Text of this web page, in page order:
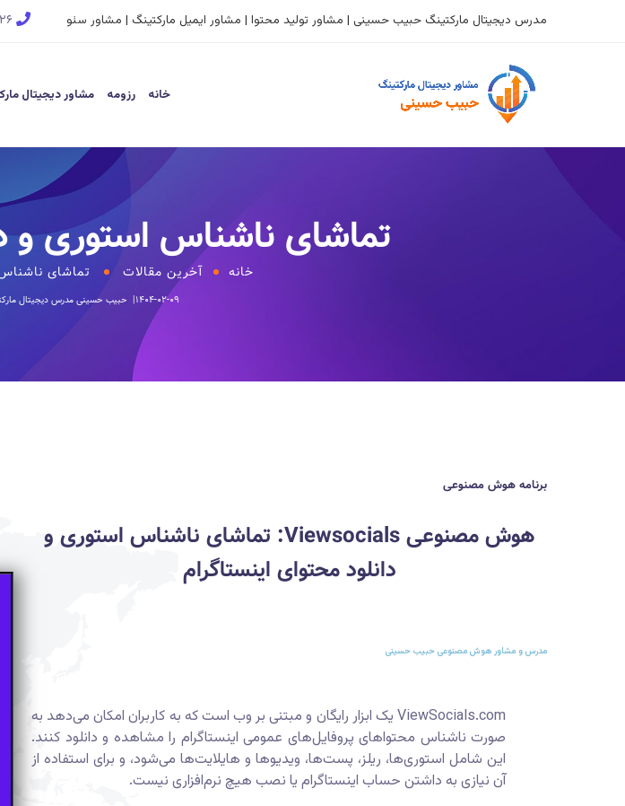
مدرس دیجیتال مارکتینگ حبیب حسینی | مشاور تولید محتوا | مشاور ایمیل مارکتینگ | مشاور سئو
خانه رزومه مشاور دیجیتال
تماشای ناشناس استوری و
خانه آخرین مقالات تماشای
۱۴۰۴-۰۲-۰۹ حبیب حسینیمدرس دیجیتال
برنامه هوش مصنوعی
هوش مصنوعی Viewsocials: تماشای ناشناس استوری و
دانلود محتوای اینستاگرام
مدرس و مشاور هوش مصنوعی حبیب حسینی
ViewSocials.com یک ابزار رایگان و مبتنی بر وب است که به کاربران امکان می‌دهد به
صورت ناشناس محتواهای پروفایل‌های عمومی اینستاگرام را مشاهده و دانلود کنند.
این شامل استوری‌ها، ریلز، پست‌ها، ویدیوها و هایلایت‌ها می‌شود، و برای استفاده از
آن نیازی به داشتن حساب اینستاگرام یا نصب هیچ نرم‌افزاری نیست.